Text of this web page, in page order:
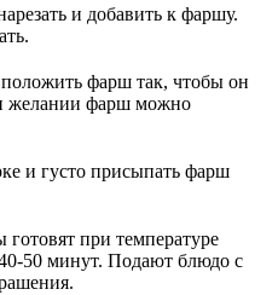
и добавить к фаршу.
фарш так, чтобы он
желании фарш можно
и густо присыпать фарш
при температуре
50 минут. Подают блюдо с